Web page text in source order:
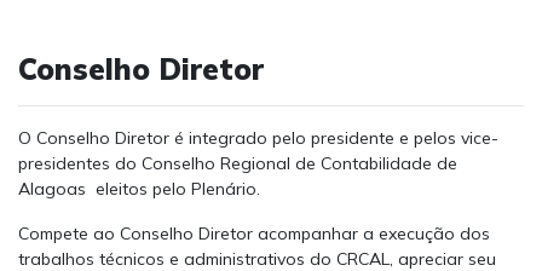
Conselho Diretor
O Conselho Diretor é integrado pelo presidente e pelos vice-
presidentes do Conselho Regional de Contabilidade de
Alagoas eleitos pelo Plenário.
Compete ao Conselho Diretor acompanhar a execução dos
trabalhos técnicos e administrativos do CRCAL, apreciar seu